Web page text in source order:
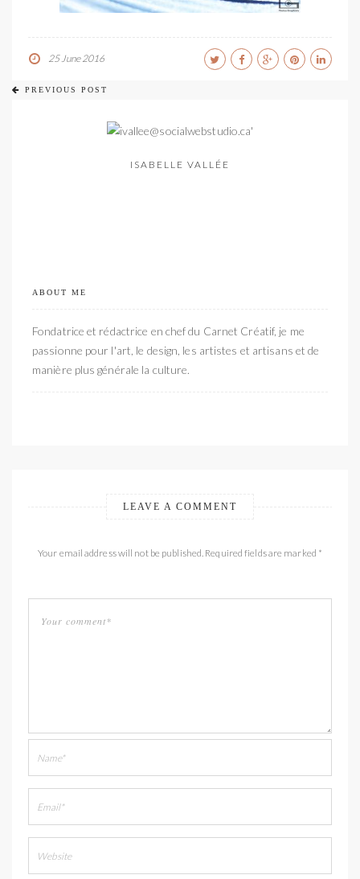
25 June 2016
PREVIOUS POST
ISABELLE VALLÉE
ABOUT ME
Fondatrice et rédactrice en chef du Carnet Créatif, je me
passionne pour l'art, le design, les artistes et artisans et de
manière plus générale la culture.
LEAVE A COMMENT
Your email address will not be published. Required fields are marked *